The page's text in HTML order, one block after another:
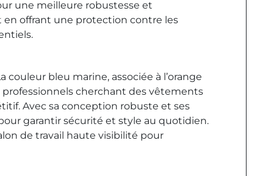
une meilleure robustesse et
offrant une protection contre les
bleu marine, associée à l’orange
professionnels cherchant des vêtements
Avec sa conception robuste et ses
garantir sécurité et style au quotidien.
de travail haute visibilité pour